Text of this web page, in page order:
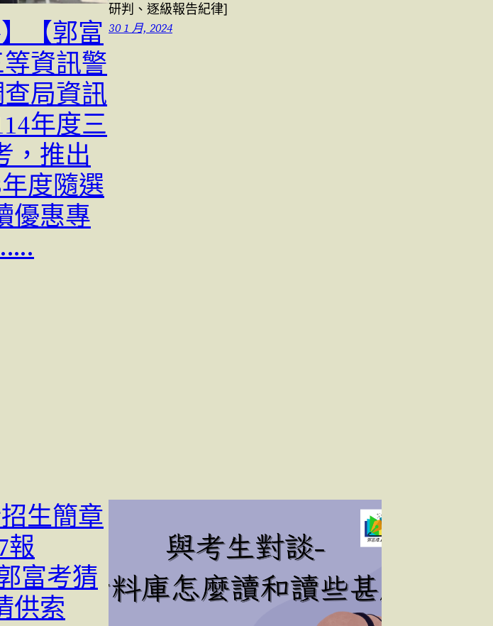
【郭富
等資訊警
查局資訊
年度三
，推出
度隨選
優惠專
研判、逐級報告紀律]
30 1 月, 2024
生簡章
報
富考猜
供索